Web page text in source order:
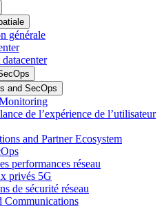
générale
and SecOps
de l’expérience de l’utilisateur
and Partner Ecosystem
performances réseau
privés 5G
de sécurité réseau
Communications